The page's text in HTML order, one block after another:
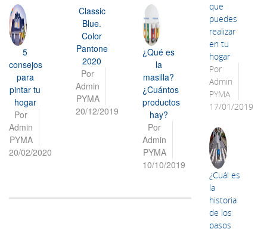
5
consejos
para
pintar tu
hogar
Por
Admin
PYMA
20/02/2020
Classic
Blue.
Color
Pantone
2020
Por
Admin
PYMA
20/12/2019
¿Qué es
la
masilla?
¿Cuántos
productos
hay?
Por
Admin
PYMA
10/10/2019
que
puedes
realizar
en tu
hogar
Por
Admin
PYMA
17/01/2019
¿Cuál es
la
historia
de los
pasos